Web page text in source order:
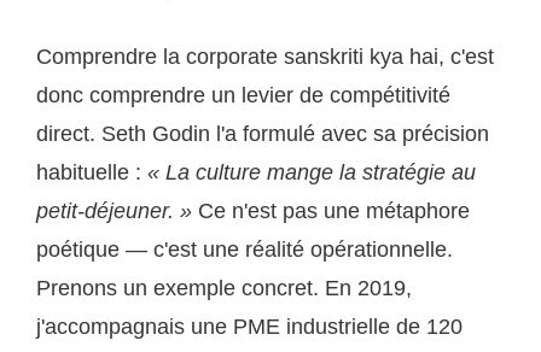
Comprendre la corporate sanskriti kya hai, c'est
donc comprendre un levier de compétitivité
direct. Seth Godin l'a formulé avec sa précision
habituelle : « La culture mange la stratégie au
petit-déjeuner. » Ce n'est pas une métaphore
poétique — c'est une réalité opérationnelle.
Prenons un exemple concret. En 2019,
j'accompagnais une PME industrielle de 120